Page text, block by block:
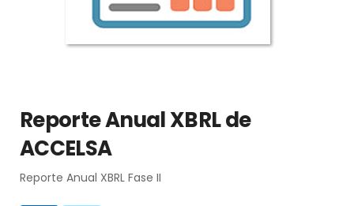
Reporte Anual XBRL de
ACCELSA
Reporte Anual XBRL Fase II